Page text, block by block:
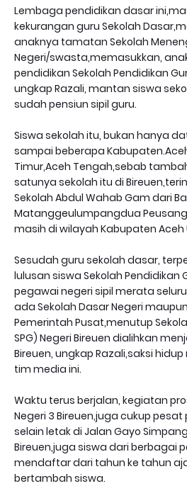
Lembaga pendidikan dasar
kekurangan guru Sekolah
anaknya tamatan Sekolah
Negeri/swasta,memasukkan,
pendidikan Sekolah Pendidikan
ungkap Razali, mantan siswa
sudah pensiun sipil guru.
Siswa sekolah itu, bukan hanya
sampai beberapa
Timur,Aceh Tengah,sebab
satunya sekolah itu di
Sekolah Abdul Wahab Gam dari
Matanggeulumpangdua
masih di wilayah Kabupaten Aceh
Sesudah guru sekolah dasar,
lulusan siswa Sekolah Pendidikan
pegawai negeri sipil merata
ada Sekolah Dasar Negeri
Pemerintah Pusat,menutup
SPG) Negeri Bireuen dialihkan
Bireuen, ungkap Razali,saksi
tim media ini.
Waktu terus berjalan, kegiatan
Negeri 3 Bireuen,juga cukup
selain letak di Jalan Gayo
Bireuen,juga siswa dari berbagai
mendaftar dari tahun ke tahun
bertambah siswa.